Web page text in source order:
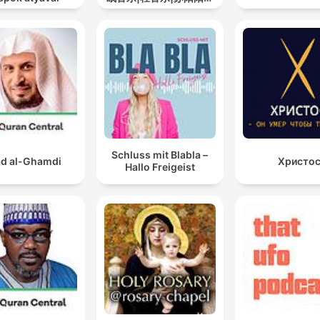
道
al-Ghamdi
Schluss mit Blabla –
Hallo Freigeist
Христос